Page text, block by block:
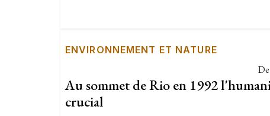
ENVIRONNEMENT ET NATURE
Au sommet de Rio en 1992
crucial